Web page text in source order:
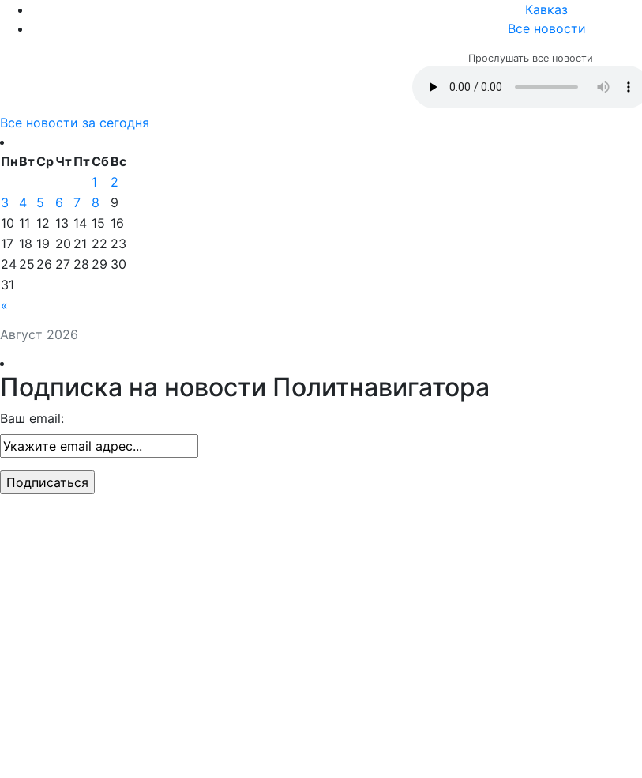
Кавказ
Все новости
Прослушать все новости
Все новости за сегодня
Август 2026
ПнВтСрЧтПтСбВс
«
1
2
3
4 5 6 7 8
9
10 11 12 13 14 15 16
17 18 19 20 21 22 23
24 25 26 27 28 29 30
31
Подписка на новости Политнавигатора
Ваш email: